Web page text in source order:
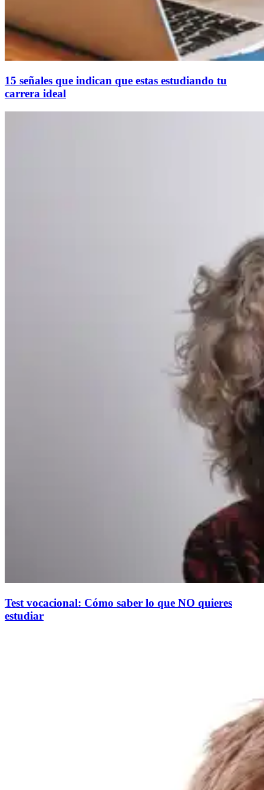
15 señales que indican que estas estudiando tu
carrera ideal
Test vocacional: Cómo saber lo que NO quieres
estudiar